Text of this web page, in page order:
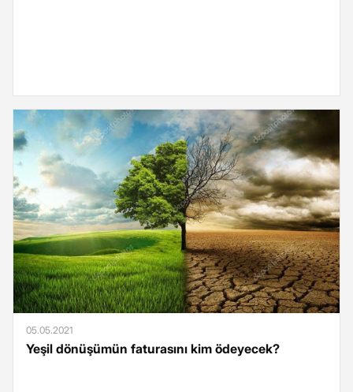
05.05.2021
Yeşil dönüşümün faturasını kim ödeyecek?